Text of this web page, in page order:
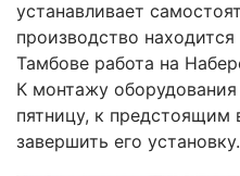
устанавливает
производство
Тамбове работа на
К монтажу
пятницу, к
завершить его установку.